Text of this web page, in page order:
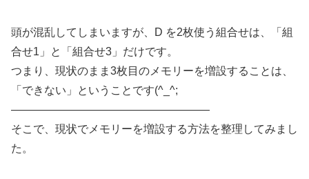
頭が混乱してしまいますが、D を2枚使う組合せは、「組
合せ1」と「組合せ3」だけです。
つまり、現状のまま3枚目のメモリーを増設することは、
「できない」ということです(^_^;
——————————————————
そこで、現状でメモリーを増設する方法を整理してみまし
た。